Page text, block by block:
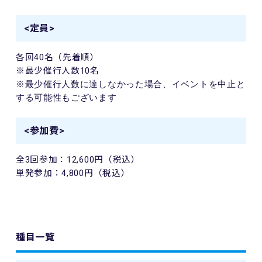
<定員>
各回40名（先着順）
※最少催行人数10名
※最少催行人数に達しなかった場合、イベントを中止と
する可能性もございます
<参加費>
全3回参加：12,600円
（税込）
単発参加：4,800円 （税込）
種目一覧